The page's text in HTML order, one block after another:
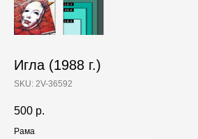
Игла (1988 г.)
SKU: 2V-36592
500 р.
Рама